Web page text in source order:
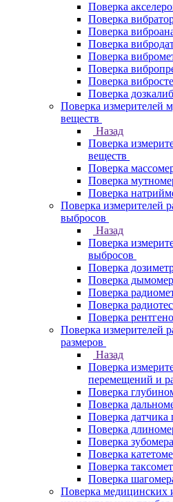
Поверка
Поверка
Поверка
Поверка
Поверка
Поверка
Поверка
Поверка
Поверка измерителей
веществ
Назад
Поверка
веществ
Поверка
Поверка
Поверка
Поверка измерителей
выбросов
Назад
Поверка
выбросов
Поверка
Поверка
Поверка
Поверка
Поверка
Поверка измерителей
размеров
Назад
Поверка
перемещений и
Поверка
Поверка
Поверка датчика
Поверка
Поверка зубомера
Поверка
Поверка
Поверка
Поверка медицинских